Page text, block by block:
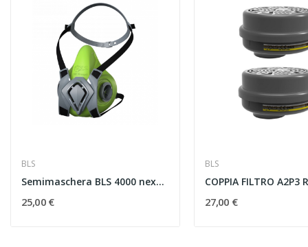
BLS
Semimaschera BLS 4000 next (SENZA FILTRI)
25,00 €
BLS
27,00 €